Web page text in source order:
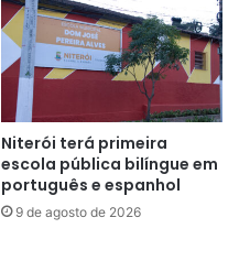
Niterói terá primeira
escola pública bilíngue em
português e espanhol
9 de agosto de 2026